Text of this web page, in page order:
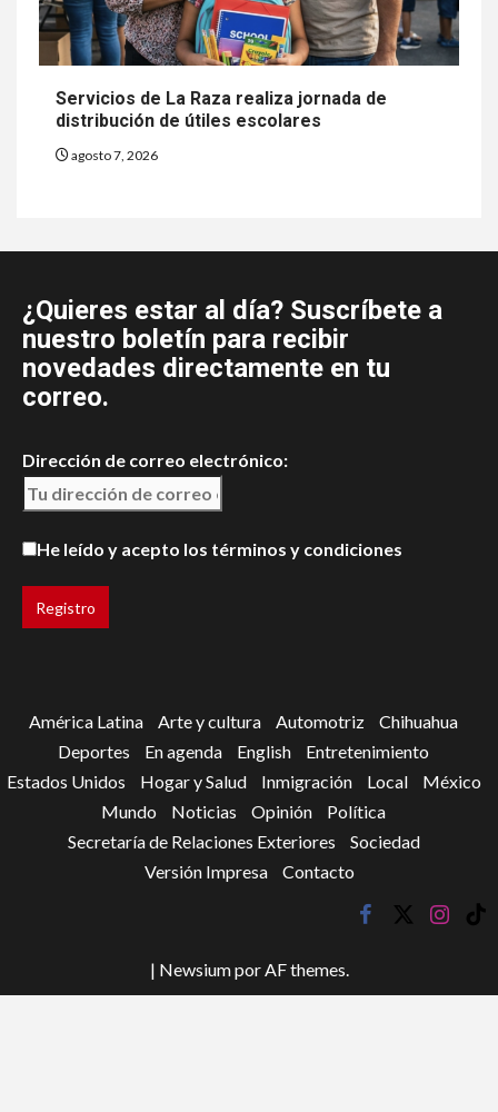
Servicios de La Raza realiza jornada de
distribución de útiles escolares
agosto 7, 2026
¿Quieres estar al día? Suscríbete a
nuestro boletín para recibir
novedades directamente en tu
correo.
Dirección de correo electrónico:
He leído y acepto los términos y condiciones
América Latina Arte y cultura Automotriz
Chihuahua
Deportes
En agenda English
Entretenimiento
Estados Unidos
Hogar y Salud Inmigración Local
México
Mundo
Noticias Opinión
Política
Secretaría de Relaciones Exteriores
Sociedad
Versión Impresa
Contacto
facebook
twitter
tik
| Newsiumpor AF themes.